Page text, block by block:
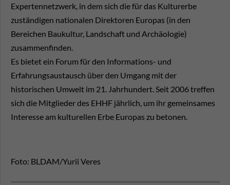
Expertennetzwerk, in dem sich die für das Kulturerbe
zuständigen nationalen Direktoren Europas (in den
Bereichen Baukultur, Landschaft und Archäologie)
zusammenfinden.
Es bietet ein Forum für den Informations- und
Erfahrungsaustausch über den Umgang mit der
historischen Umwelt im 21. Jahrhundert. Seit 2006 treffen
sich die Mitglieder des EHHF jährlich, um ihr gemeinsames
Interesse am kulturellen Erbe Europas zu betonen.
Foto: BLDAM/Yurii Veres